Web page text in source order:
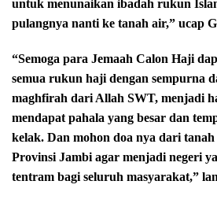
untuk menunaikan ibadah rukun
pulangnya nanti ke tanah air,” ucap
“Semoga para Jemaah Calon Haji
semua rukun haji dengan sempurna
maghfirah dari Allah SWT, menjadi
mendapat pahala yang besar dan
kelak. Dan mohon doa nya dari
Provinsi Jambi agar menjadi negeri
tentram bagi seluruh masyarakat,”